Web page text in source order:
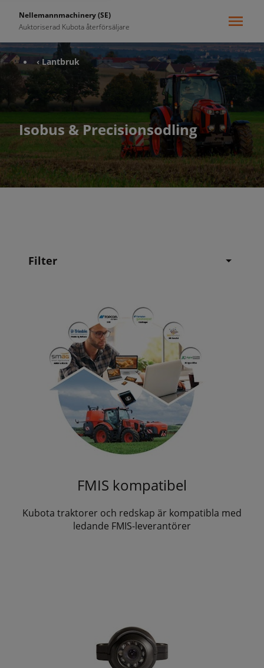
Nellemannmachinery (SE)
Auktoriserad Kubota återförsäljare
‹ Lantbruk
Isobus & Precisionsodling
Filter
FMIS kompatibel
Kubota traktorer och redskap är kompatibla med
ledande FMIS-leverantörer